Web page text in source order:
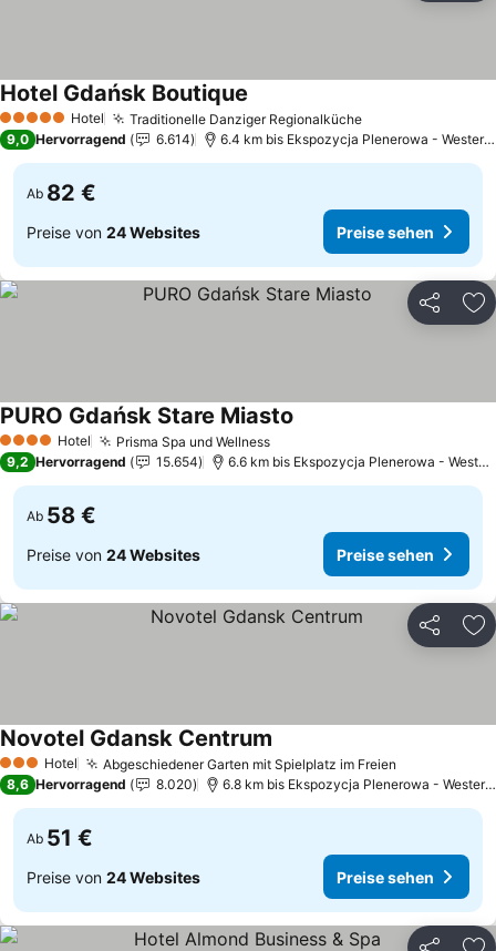
5 Sterne Hotel Traditionelle Danziger Regionalküche
Hotel Gdańsk Boutique
9,0 Hervorragend 6.614 6.4 km bis Ekspozycja Plenerowa - Westerplatte
Ab 82 €
Preise von 24 Websites Preise sehen
Teilen
4 Sterne Hotel Prisma Spa und Wellness
PURO Gdańsk Stare Miasto
9,2 Hervorragend 15.654 6.6 km bis Ekspozycja Plenerowa - Westerplatte
Ab 58 €
Preise von 24 Websites Preise sehen
Teilen
3 SterneHotel Abgeschiedener Garten mit Spielplatz im Freien
Novotel Gdansk Centrum
8,6 Hervorragend 8.020 6.8 km bis Ekspozycja Plenerowa - Westerplatte
Ab 51 €
Preise von 24 Websites Preise sehen